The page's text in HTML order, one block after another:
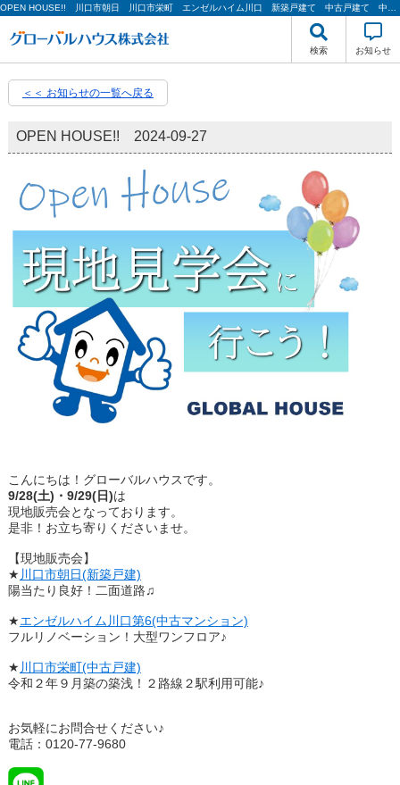
検索 お知らせ
＜＜ お知らせの一覧へ戻る
OPEN HOUSE!! 2024-09-27
こんにちは！グローバルハウスです。
9/28(土)・9/29(日)は
現地販売会となっております。
是非！お立ち寄りくださいませ。
【現地販売会】
★ 川口市朝日(新築戸建)
陽当たり良好！二面道路♫
★エンゼルハイム川口第6(中古マンション)
フルリノベーション！大型ワンフロア♪
★ 川口市栄町(中古戸建)
令和２年９月築の築浅！２路線２駅利用可能♪
お気軽にお問合せください♪
電話：0120-77-9680